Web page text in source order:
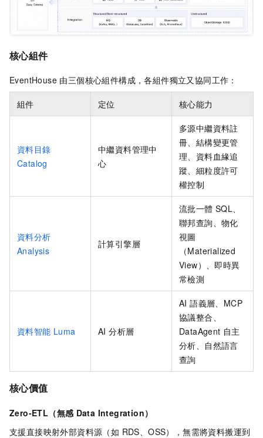
核心組件
EventHouse 由三個核心組件構成，各組件獨立又協同工作：
組件 定位 核心能力
資料目錄
Catalog
中繼資料管理中
心
多源中繼資料註
冊、結構變更管
理、資料血緣追
蹤、細粒度許可
權控制
資料分析
Analysis
計算引擎層
流批一體 SQL、
聯邦查詢、物化
視圖
（Materialized
View）、即時異
常檢測
資料智能 Luma AI 分析層
AI 語義層、MCP
協議整合、
DataAgent 自主
分析、自然語言
查詢
核心價值
Zero-ETL（無感 Data Integration）
支援直接映射外部資料源（如 RDS、OSS），無需將資料搬運到